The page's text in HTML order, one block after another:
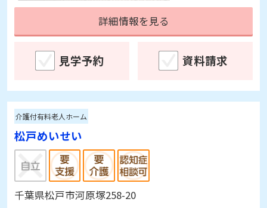
詳細情報を見る
見学予約 資料請求
介護付有料老人ホーム
松戸めいせい
千葉県松戸市河原塚258-20